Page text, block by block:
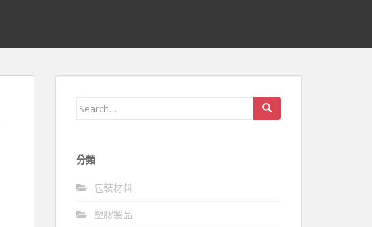
Search
分類
包裝材料
塑膠製品